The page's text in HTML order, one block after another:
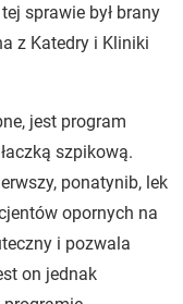
sprawie był brany
z Katedry i Kliniki
jest program
szpikową.
ponatynib, lek
opornych na
i pozwala
on jednak